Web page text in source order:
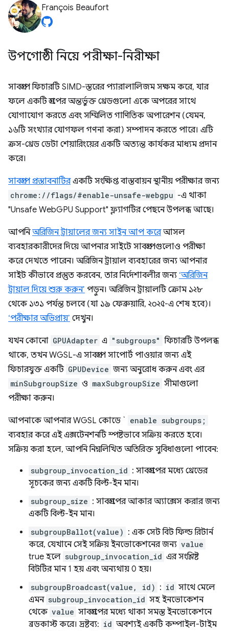
François Beaufort
উপগোষ্ঠী নিয়ে পরীক্ষা-নিরীক্ষা
সাবগ্রুপ ফিচারটি SIMD-স্তরের প্যারালালিজম সক্ষম করে, যার
ফলে একটি গ্রুপের অন্তর্ভুক্ত থ্রেডগুলো একে অপরের সাথে
যোগাযোগ করতে এবং সম্মিলিত গাণিতিক অপারেশন (যেমন,
১৬টি সংখ্যার যোগফল গণনা করা) সম্পাদন করতে পারে। এটি
ক্রস-থ্রেড ডেটা শেয়ারিংয়ের একটি অত্যন্ত কার্যকর মাধ্যম প্রদান
করে।
সাবগ্রুপ প্রস্তাবনাটিরএকটি সংক্ষিপ্ত বাস্তবায়ন স্থানীয় পরীক্ষার জন্য
chrome://flags/#enable-unsafe-webgpu -এ থাকা
"Unsafe WebGPU Support" ফ্ল্যাগটির পেছনে উপলব্ধ আছে।
আপনিঅরিজিন ট্রায়ালের জন্য সাইন আপ করেআসল
ব্যবহারকারীদের দিয়ে আপনার সাইটে সাবগ্রুপগুলোও পরীক্ষা
করে দেখতে পারেন। অরিজিন ট্রায়াল ব্যবহারের জন্য আপনার
সাইট কীভাবে প্রস্তুত করবেন, তার নির্দেশাবলীর জন্য ‘অরিজিন
ট্রায়াল দিয়ে শুরু করুন’ পড়ুন। অরিজিন ট্রায়ালটি ক্রোম ১২৮
থেকে ১৩১ পর্যন্ত চলবে (যা ১৯ ফেব্রুয়ারি, ২০২৫-এ শেষ হবে)।
‘পরীক্ষার অভিপ্রায়’ দেখুন।
যখন কোনো GPUAdapter এ "subgroups" ফিচারটি উপলব্ধ
থাকে, তখন WGSL-এ সাবগ্রুপ সাপোর্ট পাওয়ার জন্য এই
ফিচারযুক্ত একটি GPUDevice জন্য অনুরোধ করুন এবং এর
minSubgroupSize ও maxSubgroupSize সীমাগুলো
পরীক্ষা করুন।
আপনাকে আপনার WGSL কোডে ` enable subgroups;
ব্যবহার করে এই এক্সটেনশনটি স্পষ্টভাবে সক্রিয় করতে হবে।
সক্রিয় করা হলে, আপনি নিম্নলিখিত অতিরিক্ত সুবিধাগুলো পাবেন:
subgroup_invocation_id : সাবগ্রুপের মধ্যে থ্রেডের
সূচকের জন্য একটি বিল্ট-ইন মান।
subgroup_size : সাবগ্রুপের আকার অ্যাক্সেস করার জন্য
একটি বিল্ট-ইন মান।
subgroupBallot(value) : এক সেট বিট ফিল্ড রিটার্ন
করে, যেখানে সেই সক্রিয় ইনভোকেশনের জন্য value
true হলে subgroup_invocation_id এর সংশ্লিষ্ট
বিটটির মান 1 হয় এবং অন্যথায় 0 হয়।
subgroupBroadcast(value, id) : id সাথে মেলে
এমন subgroup_invocation_id সহ ইনভোকেশন
থেকে value সাবগ্রুপের মধ্যে থাকা সমস্ত ইনভোকেশনে
ব্রডকাস্ট করে। দ্রষ্টব্য: id অবশ্যই একটি কম্পাইল-টাইম